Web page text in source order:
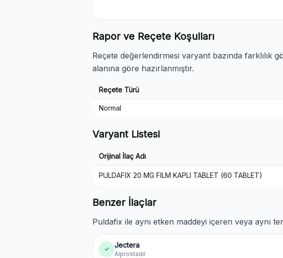
Rapor ve Reçete Koşulları
Reçete değerlendirmesi varyant bazında farklılık
alanına göre hazırlanmıştır.
Reçete Türü
Normal
Varyant Listesi
Orijinal İlaç Adı
PULDAFIX 20 MG FILM KAPLI TABLET (60 TABLET)
Benzer İlaçlar
Puldafix ile aynı etken maddeyi içeren veya aynı
✓ Jectera
Alprostadil